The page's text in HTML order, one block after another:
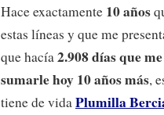
Hace exactamente 10 años
estas líneas y que me
que hacía2.908 días que
sumarle hoy 10 años más,
tiene de vidaPlumilla